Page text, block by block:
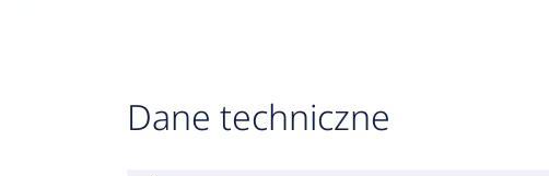
Dane techniczne